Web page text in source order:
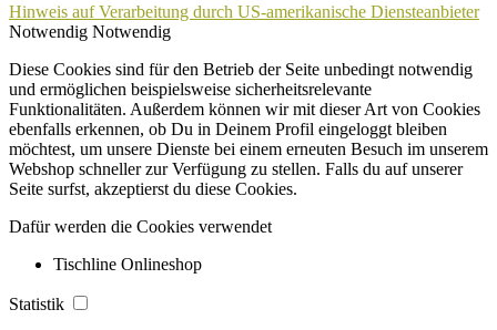
Hinweis auf Verarbeitung durch US-amerikanische Diensteanbieter
Notwendig Notwendig
Diese Cookies sind für den Betrieb der Seite unbedingt notwendig
und ermöglichen beispielsweise sicherheitsrelevante
Funktionalitäten. Außerdem können wir mit dieser Art von Cookies
ebenfalls erkennen, ob Du in Deinem Profil eingeloggt bleiben
möchtest, um unsere Dienste bei einem erneuten Besuch im unserem
Webshop schneller zur Verfügung zu stellen. Falls du auf unserer
Seite surfst, akzeptierst du diese Cookies.
Dafür werden die Cookies verwendet
Tischline Onlineshop
Statistik